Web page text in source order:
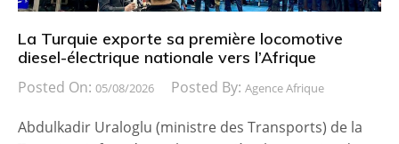
La Turquie exporte sa première locomotive
diesel-électrique nationale vers l’Afrique
Posted On: 05/08/2026 Posted By: Agence Afrique
Abdulkadir Uraloglu (ministre des Transports) de la